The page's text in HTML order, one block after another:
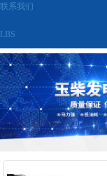
联系我们
LBS